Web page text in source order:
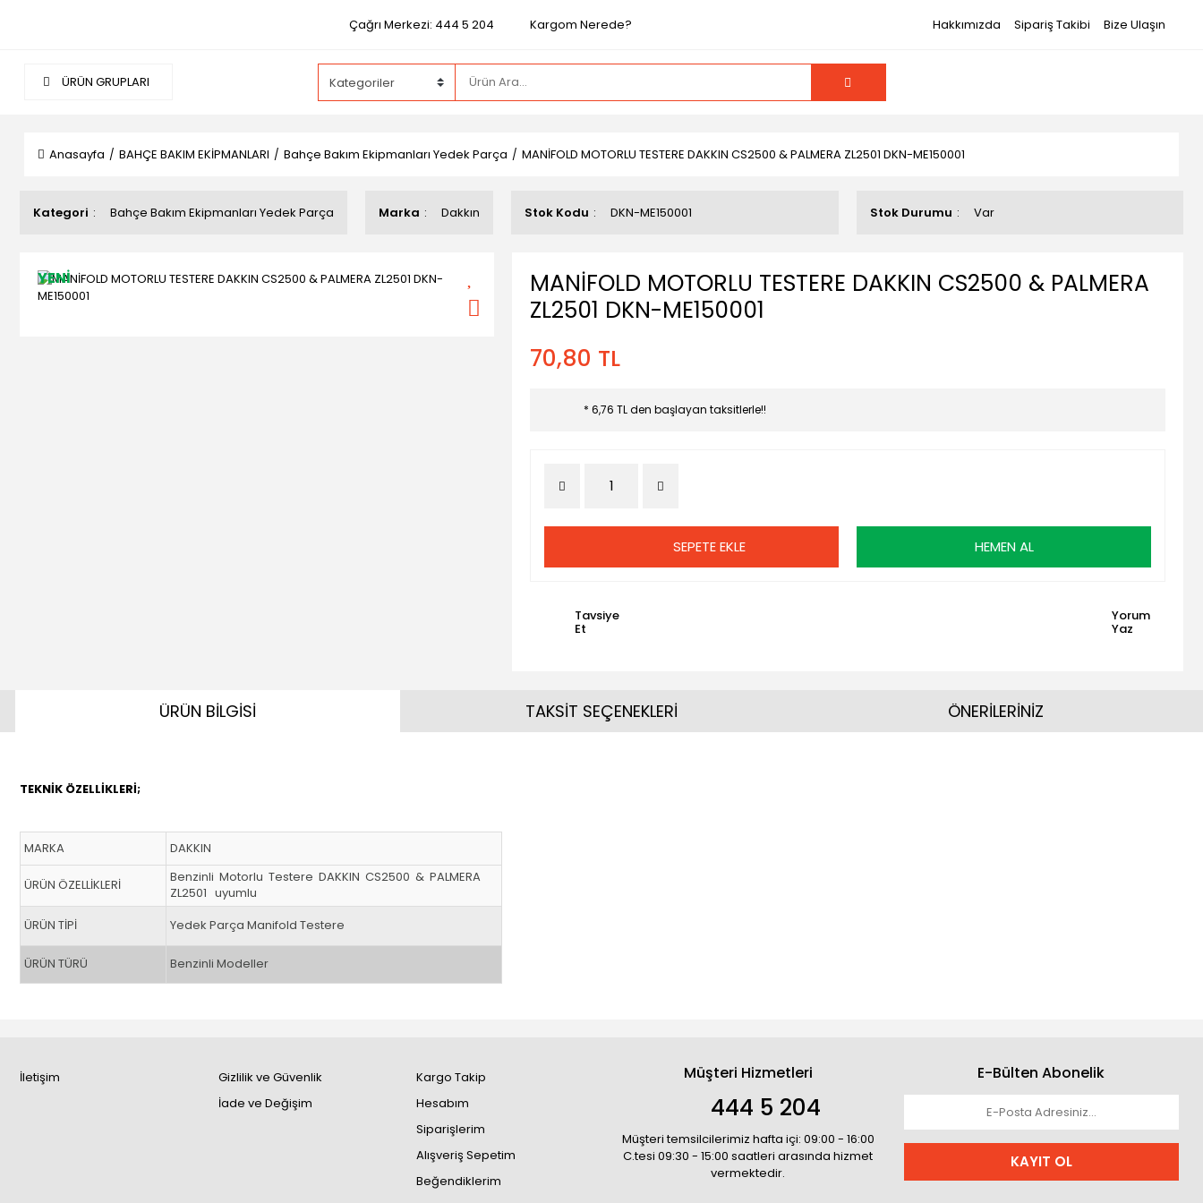
Çağrı Merkezi: 444 5 204 Kargom Nerede? Hakkımızda Sipariş Takibi Bize Ulaşın
ÜRÜN GRUPLARI
Anasayfa BAHÇE BAKIM EKİPMANLARI Bahçe Bakım Ekipmanları Yedek Parça MANİFOLD MOTORLU TESTERE DAKKIN CS2500 & PALMERA ZL2501 DKN-ME150001
Kategori Bahçe Bakım Ekipmanları Yedek Parça Marka Dakkın Stok Kodu DKN-ME150001 Stok Durumu Var
YENİ
MANİFOLD MOTORLU TESTERE DAKKIN CS2500 & PALMERA
ZL2501 DKN-ME150001
70,80 TL
* 6,76 TL den başlayan taksitlerle!!
SEPETE EKLE HEMEN AL
Tavsiye
Et
Yorum
Yaz
ÜRÜN BİLGİSİ
TEKNİK ÖZELLİKLERİ;
MARKA DAKKIN
ÜRÜN ÖZELLİKLERİ
Benzinli Motorlu Testere DAKKIN CS2500 & PALMERA
ZL2501 uyumlu
ÜRÜN TİPİ
Yedek Parça Manifold Testere
ÜRÜN TÜRÜ Benzinli Modeller
TAKSİT SEÇENEKLERİ ÖNERİLERİNİZ
İletişim
Gizlilik ve Güvenlik
İade ve Değişim
Kargo Takip
Hesabım
Siparişlerim
Alışveriş Sepetim
Beğendiklerim
Müşteri Hizmetleri
444 5 204
Müşteri temsilcilerimiz hafta içi: 09:00 - 16:00
C.tesi 09:30 - 15:00 saatleri arasında hizmet
vermektedir.
E-Bülten Abonelik
KAYIT OL